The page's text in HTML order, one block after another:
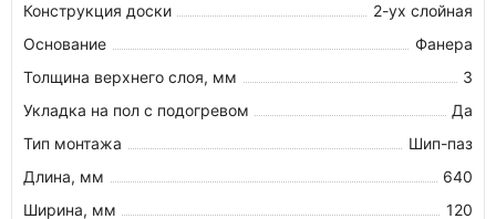
Конструкция доски
2-ух слойная
Основание
Фанера
Толщина верхнего слоя, мм
3
Укладка на пол c подогревом
Да
Тип монтажа
Шип-паз
Длина, мм
640
Ширина, мм
120